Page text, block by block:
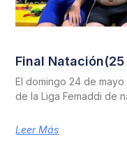
Final Natación(25
El domingo 24 de
de la Liga Femaddi de
Leer Más